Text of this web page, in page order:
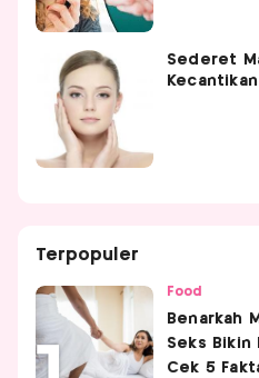
Sederet
Terpopuler
Food
Benarkah
Seks Bikin
Cek 5